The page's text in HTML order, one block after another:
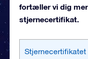
fortæller vi dig
stjernecertifikat.
Stjernecertifikatet